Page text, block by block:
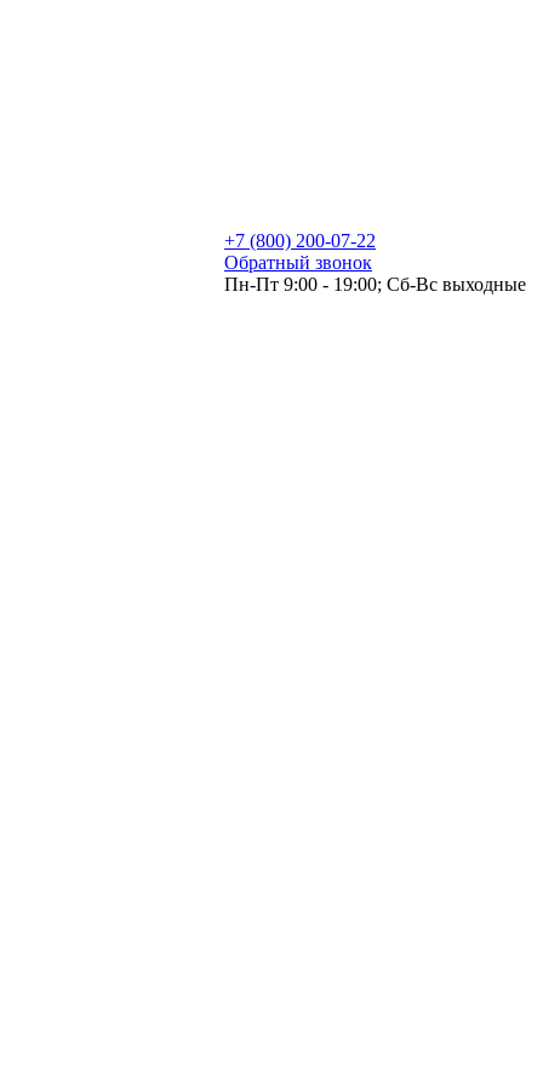
+7 (800) 200-07-22
Обратный звонок
Пн-Пт 9:00 - 19:00; Сб-Вс выходные